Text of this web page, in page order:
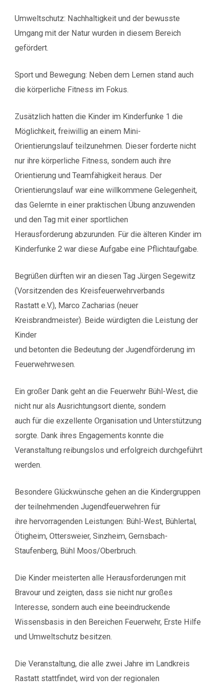
Umweltschutz: Nachhaltigkeit und der bewusste
Umgang mit der Natur wurden in diesem Bereich
gefördert.
Sport und Bewegung: Neben dem Lernen stand auch
die körperliche Fitness im Fokus.
Zusätzlich hatten die Kinder im Kinderfunke 1 die
Möglichkeit, freiwillig an einem Mini-
Orientierungslauf teilzunehmen. Dieser forderte nicht
nur ihre körperliche Fitness, sondern auch ihre
Orientierung und Teamfähigkeit heraus. Der
Orientierungslauf war eine willkommene Gelegenheit,
das Gelernte in einer praktischen Übung anzuwenden
und den Tag mit einer sportlichen
Herausforderung abzurunden. Für die älteren Kinder im
Kinderfunke 2 war diese Aufgabe eine Pflichtaufgabe.
Begrüßen dürften wir an diesen Tag Jürgen Segewitz
(Vorsitzenden des Kreisfeuerwehrverbands
Rastatt e.V.), Marco Zacharias (neuer
Kreisbrandmeister). Beide würdigten die Leistung der
Kinder
und betonten die Bedeutung der Jugendförderung im
Feuerwehrwesen.
Ein großer Dank geht an die Feuerwehr Bühl-West, die
nicht nur als Ausrichtungsort diente, sondern
auch für die exzellente Organisation und Unterstützung
sorgte. Dank ihres Engagements konnte die
Veranstaltung reibungslos und erfolgreich durchgeführt
werden.
Besondere Glückwünsche gehen an die Kindergruppen
der teilnehmenden Jugendfeuerwehren für
ihre hervorragenden Leistungen: Bühl-West, Bühlertal,
Ötigheim, Ottersweier, Sinzheim, Gernsbach-
Staufenberg, Bühl Moos/Oberbruch.
Die Kinder meisterten alle Herausforderungen mit
Bravour und zeigten, dass sie nicht nur großes
Interesse, sondern auch eine beeindruckende
Wissensbasis in den Bereichen Feuerwehr, Erste Hilfe
und Umweltschutz besitzen.
Die Veranstaltung, die alle zwei Jahre im Landkreis
Rastatt stattfindet, wird von der regionalen